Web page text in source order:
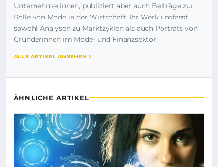
Unternehmerinnen, publiziert aber auch Beiträge zur
Rolle von Mode in der Wirtschaft. Ihr Werk umfasst
sowohl Analysen zu Marktzyklen als auch Porträts von
Gründerinnen im Mode- und Finanzsektor.
ALLE ARTIKEL ANSEHEN
ÄHNLICHE ARTIKEL